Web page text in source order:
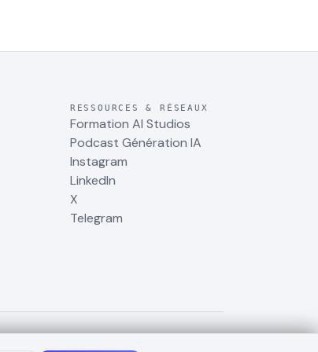
RESSOURCES & RÉSEAUX
Formation AI Studios
Podcast Génération IA
Instagram
LinkedIn
X
Telegram